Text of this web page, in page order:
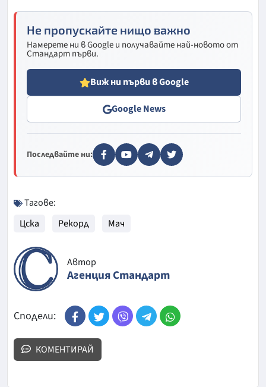
Не пропускайте нищо важно
Намерете ни в Google и получавайте най-новото от
Стандарт първи.
Виж ни първи в Google
Google News
Последвайте ни:
Тагове:
Цска
Рекорд Мач
Автор
Агенция Стандарт
Сподели:
КОМЕНТИРАЙ